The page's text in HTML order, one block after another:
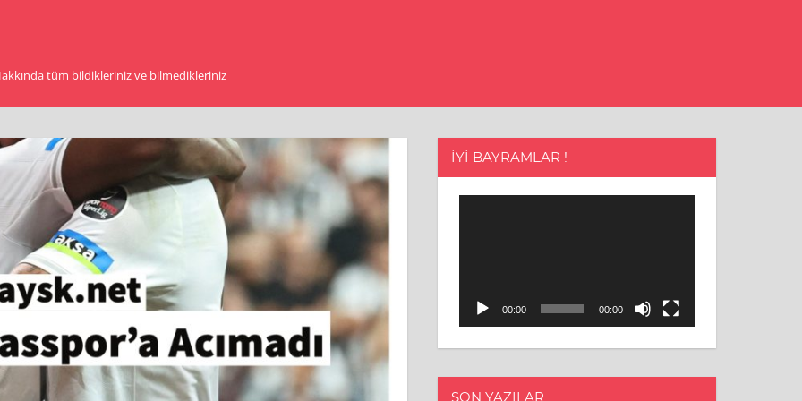
tüm bildikleriniz ve bilmedikleriniz
İYI BAYRAMLAR !
00:00 00:00
SON YAZILAR